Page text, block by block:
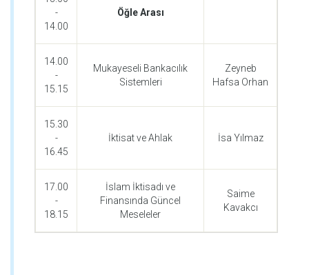
-
14.00
Öğle Arası
14.00
-
15.15
Mukayeseli Bankacılık
Sistemleri
Zeyneb
Hafsa Orhan
15.30
-
16.45
İktisat ve Ahlak İsa Yılmaz
17.00
-
18.15
İslam İktisadı ve
Finansında Güncel
Meseleler
Saime
Kavakcı